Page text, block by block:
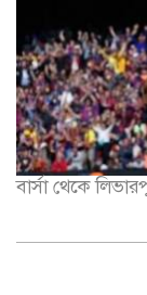
বার্সা থেকে